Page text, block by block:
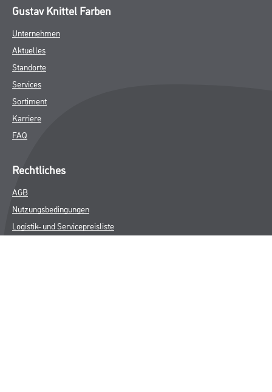
Gustav Knittel Farben
Unternehmen
Aktuelles
Standorte
Services
Sortiment
Karriere
FAQ
Rechtliches
AGB
Nutzungsbedingungen
Logistik- und Servicepreisliste